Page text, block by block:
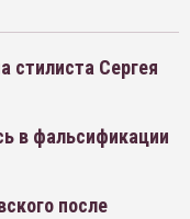
стилиста Сергея
в фальсификации
после